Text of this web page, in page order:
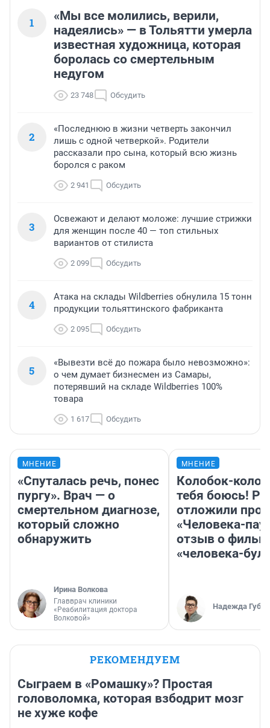
1
«Мы все молились, верили,
надеялись» — в Тольятти умерла
известная художница, которая
боролась со смертельным
недугом
23 748 Обсудить
2
«Последнюю в жизни четверть закончил
лишь с одной четверкой». Родители
рассказали про сына, который всю жизнь
боролся с раком
2 941 Обсудить
3
Освежают и делают моложе: лучшие стрижки
для женщин после 40 — топ стильных
вариантов от стилиста
2 099 Обсудить
4
Атака на склады Wildberries обнулила 15 тонн
продукции тольяттинского фабриканта
2 095 Обсудить
5
«Вывезти всё до пожара было невозможно»:
о чем думает бизнесмен из Самары,
потерявший на складе Wildberries 100%
товара
1 617 Обсудить
МНЕНИЕ
«Спуталась речь, понес
пургу». Врач — о
смертельном диагнозе,
который сложно
обнаружить
Ирина Волкова
Главврач клиники
«Реабилитация доктора
Волковой»
МНЕНИЕ
Колобок-
тебя боюсь!
отложили
«Человека-
отзыв о
«человека-
Надежда
РЕКОМЕНДУЕМ
Сыграем в «Ромашку»? Простая
головоломка, которая взбодрит мозг
не хуже кофе